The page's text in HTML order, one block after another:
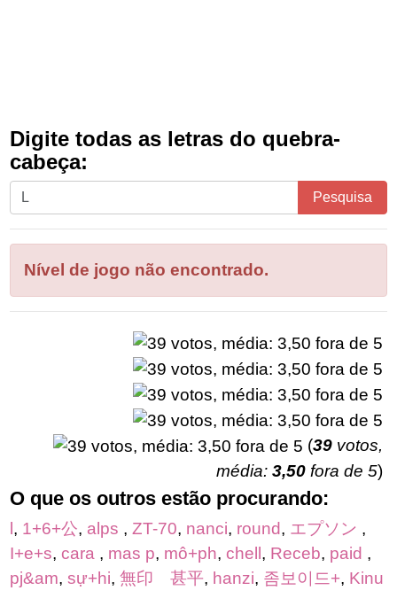
Digite todas as letras do quebra-
cabeça:
Digite
todas
as
letras
do
quebra-
Pesquisa
Nível de jogo não encontrado.
(39 votos,
média: 3,50 fora de 5)
O que os outros estão procurando:
l, 1+6+公, alps , ZT-70, nanci, round, エプソン ,
I+e+s, cara , mas p, mô+ph, chell, Receb, paid ,
pj&am, sự+hi, 無印 甚平, hanzi, 좀보이드+, Kinu